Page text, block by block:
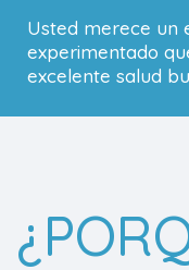
Usted merece un
experimentado
excelente salud